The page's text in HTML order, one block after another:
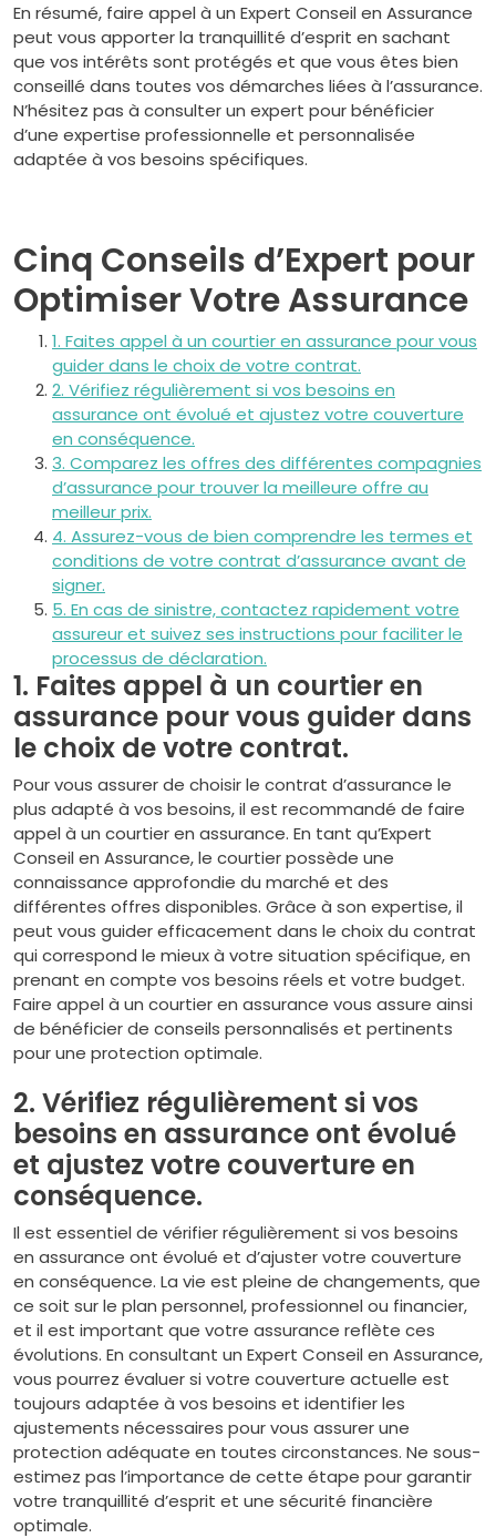
En résumé, faire appel à un Expert Conseil en Assurance
peut vous apporter la tranquillité d’esprit en sachant
que vos intérêts sont protégés et que vous êtes bien
conseillé dans toutes vos démarches liées à l’assurance.
N’hésitez pas à consulter un expert pour bénéficier
d’une expertise professionnelle et personnalisée
adaptée à vos besoins spécifiques.
Cinq Conseils d’Expert pour
Optimiser Votre Assurance
1. Faites appel à un courtier en assurance pour vous
guider dans le choix de votre contrat.
2. Vérifiez régulièrement si vos besoins en
assurance ont évolué et ajustez votre couverture
en conséquence.
3. Comparez les offres des différentes compagnies
d’assurance pour trouver la meilleure offre au
meilleur prix.
4. Assurez-vous de bien comprendre les termes et
conditions de votre contrat d’assurance avant de
signer.
5. En cas de sinistre, contactez rapidement votre
assureur et suivez ses instructions pour faciliter le
processus de déclaration.
1. Faites appel à un courtier en
assurance pour vous guider dans
le choix de votre contrat.
Pour vous assurer de choisir le contrat d’assurance le
plus adapté à vos besoins, il est recommandé de faire
appel à un courtier en assurance. En tant qu’Expert
Conseil en Assurance, le courtier possède une
connaissance approfondie du marché et des
différentes offres disponibles. Grâce à son expertise, il
peut vous guider efficacement dans le choix du contrat
qui correspond le mieux à votre situation spécifique, en
prenant en compte vos besoins réels et votre budget.
Faire appel à un courtier en assurance vous assure ainsi
de bénéficier de conseils personnalisés et pertinents
pour une protection optimale.
2. Vérifiez régulièrement si vos
besoins en assurance ont évolué
et ajustez votre couverture en
conséquence.
Il est essentiel de vérifier régulièrement si vos besoins
en assurance ont évolué et d’ajuster votre couverture
en conséquence. La vie est pleine de changements, que
ce soit sur le plan personnel, professionnel ou financier,
et il est important que votre assurance reflète ces
évolutions. En consultant un Expert Conseil en Assurance,
vous pourrez évaluer si votre couverture actuelle est
toujours adaptée à vos besoins et identifier les
ajustements nécessaires pour vous assurer une
protection adéquate en toutes circonstances. Ne sous-
estimez pas l’importance de cette étape pour garantir
votre tranquillité d’esprit et une sécurité financière
optimale.